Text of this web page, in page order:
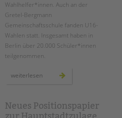
schoolcoach BTL
tandem international
KARRIERE
Stellenangebote
tandem als Arbeitgeberin
NEWS/BLOG
Briefe an Kai
Wahlhelfer*innen. Auch an der
Gretel-Bergmann
Gemeinschaftsschule fanden U16-
Wahlen statt. Insgesamt haben in
Berlin über 20.000 Schüler*innen
teilgenommen.
weiterlesen
europawahl
am
schloss
Neues Positionspapier